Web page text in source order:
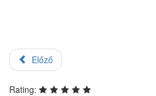
Előző
Rating: